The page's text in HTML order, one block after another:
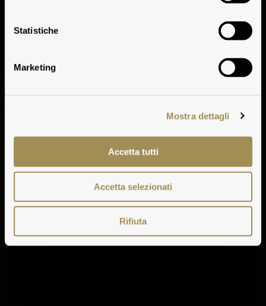
Statistiche
Marketing
Mostra dettagli
Accetta tutti
Accetta selezionati
Rifiuta
Bramasole 2010